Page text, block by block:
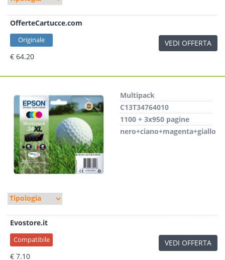
OfferteCartucce.com
Originale
€ 64.20
VEDI OFFERTA
Multipack
C13T34764010
1100 + 3x950 pagine
nero+ciano+magenta+giallo
Evostore.it
Compatibile
€ 7.10
VEDI OFFERTA